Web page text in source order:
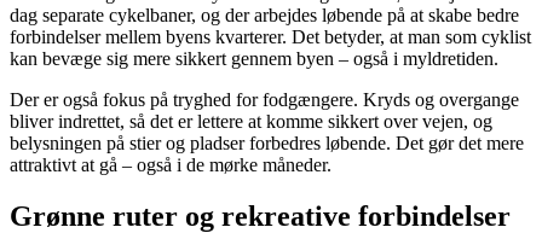
dag separate cykelbaner, og der arbejdes løbende på at skabe bedre
forbindelser mellem byens kvarterer. Det betyder, at man som cyklist
kan bevæge sig mere sikkert gennem byen – også i myldretiden.
Der er også fokus på tryghed for fodgængere. Kryds og overgange
bliver indrettet, så det er lettere at komme sikkert over vejen, og
belysningen på stier og pladser forbedres løbende. Det gør det mere
attraktivt at gå – også i de mørke måneder.
Grønne ruter og rekreative forbindelser